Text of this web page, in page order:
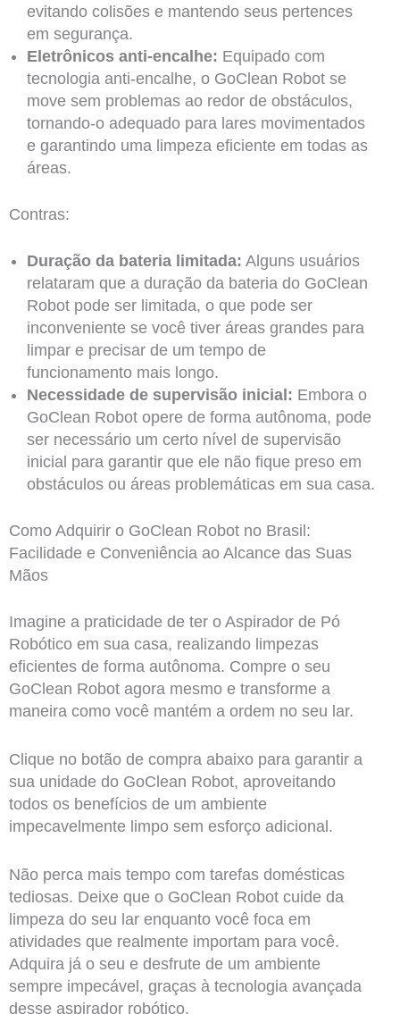
evitando colisões e mantendo seus pertences
em segurança.
Eletrônicos anti-encalhe: Equipado com
tecnologia anti-encalhe, o GoClean Robot se
move sem problemas ao redor de obstáculos,
tornando-o adequado para lares movimentados
e garantindo uma limpeza eficiente em todas as
áreas.
Contras:
Duração da bateria limitada: Alguns usuários
relataram que a duração da bateria do GoClean
Robot pode ser limitada, o que pode ser
inconveniente se você tiver áreas grandes para
limpar e precisar de um tempo de
funcionamento mais longo.
Necessidade de supervisão inicial: Embora o
GoClean Robot opere de forma autônoma, pode
ser necessário um certo nível de supervisão
inicial para garantir que ele não fique preso em
obstáculos ou áreas problemáticas em sua casa.
Como Adquirir o GoClean Robot no Brasil:
Facilidade e Conveniência ao Alcance das Suas
Mãos
Imagine a praticidade de ter o Aspirador de Pó
Robótico em sua casa, realizando limpezas
eficientes de forma autônoma. Compre o seu
GoClean Robot agora mesmo e transforme a
maneira como você mantém a ordem no seu lar.
Clique no botão de compra abaixo para garantir a
sua unidade do GoClean Robot, aproveitando
todos os benefícios de um ambiente
impecavelmente limpo sem esforço adicional.
Não perca mais tempo com tarefas domésticas
tediosas. Deixe que o GoClean Robot cuide da
limpeza do seu lar enquanto você foca em
atividades que realmente importam para você.
Adquira já o seu e desfrute de um ambiente
sempre impecável, graças à tecnologia avançada
desse aspirador robótico.